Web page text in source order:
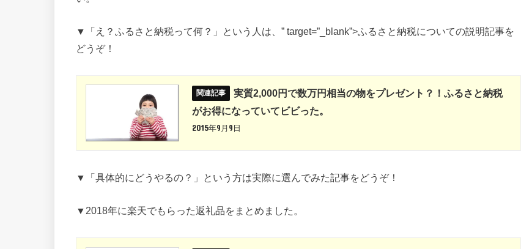
▼「え？ふるさと納税って何？」という人は、” target=”_blank”>ふるさと納税についての説明記事を
どうぞ！
実質2,000円で数万円相当の物をプレゼント？！ふるさと納税
がお得になっていてビビった。
2015年9月9日
▼「具体的にどうやるの？」という方は実際に選んでみた記事をどうぞ！
▼2018年に楽天でもらった返礼品をまとめました。